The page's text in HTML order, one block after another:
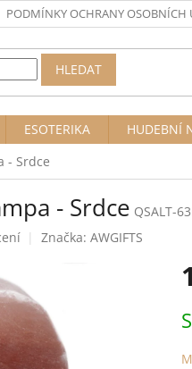
PODMÍNKY OCHRANY OSOBNÍCH
HLEDAT
ESOTERIKA HUDEBNÍ
- Srdce
- Srdce QSALT-
Značka: AWGIFTS